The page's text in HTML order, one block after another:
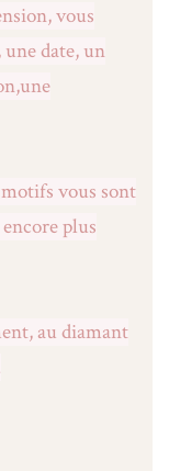
vous
date, un
vous sont
plus
au diamant